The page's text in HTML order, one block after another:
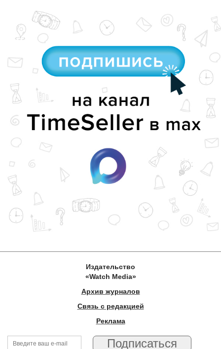
Издательство
«Watch Media»
Архив журналов
Связь с редакцией
Реклама